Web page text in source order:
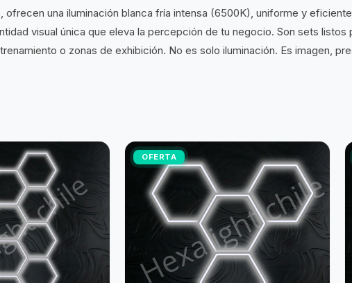
una iluminación blanca fría intensa (6500K), uniforme y
visual única que eleva la percepción de tu negocio. Son sets listos
o zonas de exhibición. No es solo iluminación. Es imagen,
OFERTA